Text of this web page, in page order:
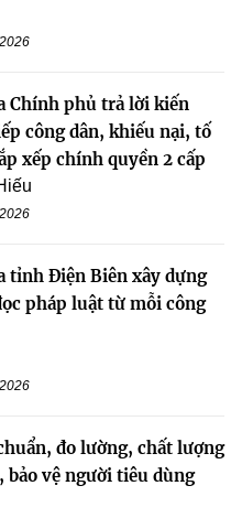
Chính phủ trả lời kiến
công dân, khiếu nại, tố
xếp chính quyền 2 cấp
tỉnh Điện Biên xây dựng
pháp luật từ mỗi công
đo lường, chất lượng
bảo vệ người tiêu dùng